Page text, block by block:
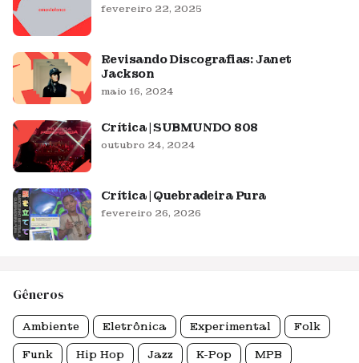
fevereiro 22, 2025
Revisando Discografias: Janet
Jackson
maio 16, 2024
Crítica | SUBMUNDO 808
outubro 24, 2024
Crítica | Quebradeira Pura
fevereiro 26, 2026
Gêneros
Ambiente Eletrônica Experimental Folk
Funk Hip Hop Jazz K-Pop MPB